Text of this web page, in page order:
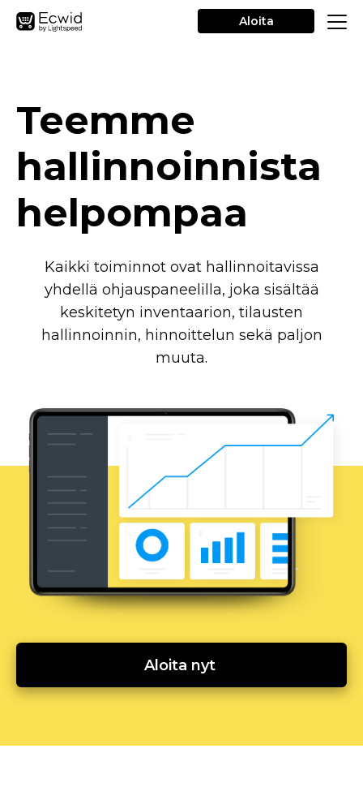
Aloita
Teemme
hallinnoinnista
helpompaa
Kaikki toiminnot ovat hallinnoitavissa
yhdellä ohjauspaneelilla, joka sisältää
keskitetyn inventaarion, tilausten
hallinnoinnin, hinnoittelun sekä paljon
muuta.
Aloita nyt